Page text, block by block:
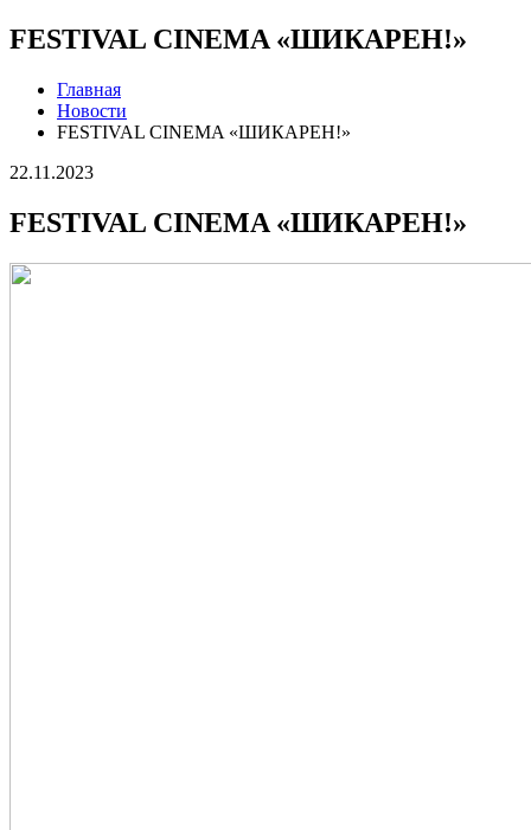
FESTIVAL CINEMA «ШИКАРЕН!»
Главная
Новости
FESTIVAL CINEMA «ШИКАРЕН!»
22.11.2023
FESTIVAL CINEMA «ШИКАРЕН!»